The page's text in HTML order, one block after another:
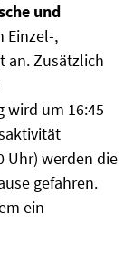
und
Einzel-,
an. Zusätzlich
wird um 16:45
Uhr) werden die
gefahren.
ein